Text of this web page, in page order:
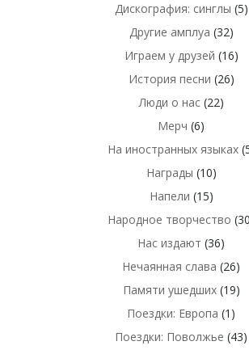
Дискография: синглы (5)
Другие амплуа (32)
Играем у друзей (16)
История песни (26)
Люди о нас(22)
Мерч (6)
На иностранных языках
Награды (10)
Напели (15)
Народное творчество
Нас издают (36)
Нечаянная слава (26)
Памяти ушедших(19)
Поездки: Европа (1)
Поездки: Поволжье (43)